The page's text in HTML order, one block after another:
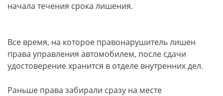
начала течения срока лишения.
Все время, на которое правонарушитель лишен
права управления автомобилем, после сдачи
удостоверение хранится в отделе внутренних дел.
Раньше права забирали сразу на месте